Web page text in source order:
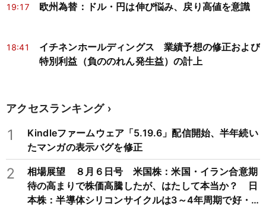
19:17 欧州為替：ドル・円は伸び悩み、戻り高値を意識
18:41
イチネンホールディングス 業績予想の修正および
特別利益（負ののれん発生益）の計上
アクセスランキング
1
Kindleファームウェア「5.19.6」配信開始、半年続い
たマンガの表示バグを修正
2
相場展望 ８月６日号 米国株：米国・イラン合意期
待の高まりで株価高騰したが、はたして本当か？ 日
本株：半導体シリコンサイクルは3～4年周期で好・